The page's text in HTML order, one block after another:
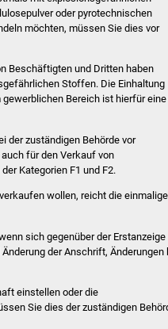
oder pyrotechnischen
möchten, müssen Sie dies vor
Beschäftigten und Dritten haben
Stoffen. Die Einhaltung
Bereich ist hierfür eine
der zuständigen Behörde vor
für den Verkauf von
Kategorien F1 und F2.
wollen, reicht die einmalige
sich gegenüber der Erstanzeige
der Anschrift, Änderungen
einstellen oder die
Sie dies der zuständigen